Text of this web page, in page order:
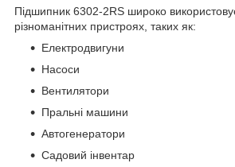
Підшипник 6302-2RS широко
різноманітних пристроях, таких як:
Електродвигуни
Насоси
Вентилятори
Пральні машини
Автогенератори
Садовий інвентар